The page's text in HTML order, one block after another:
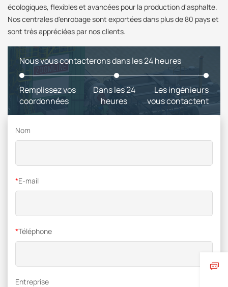
écologiques, flexibles et avancées pour la production d'asphalte.
Nos centrales d'enrobage sont exportées dans plus de 80 pays et
sont très appréciées par nos clients.
Nous vous contacterons dans les 24 heures
Remplissez vos
coordonnées
Dans les 24
heures
Les ingénieurs
vous contactent
Nom
*E-mail
*Téléphone
Entreprise